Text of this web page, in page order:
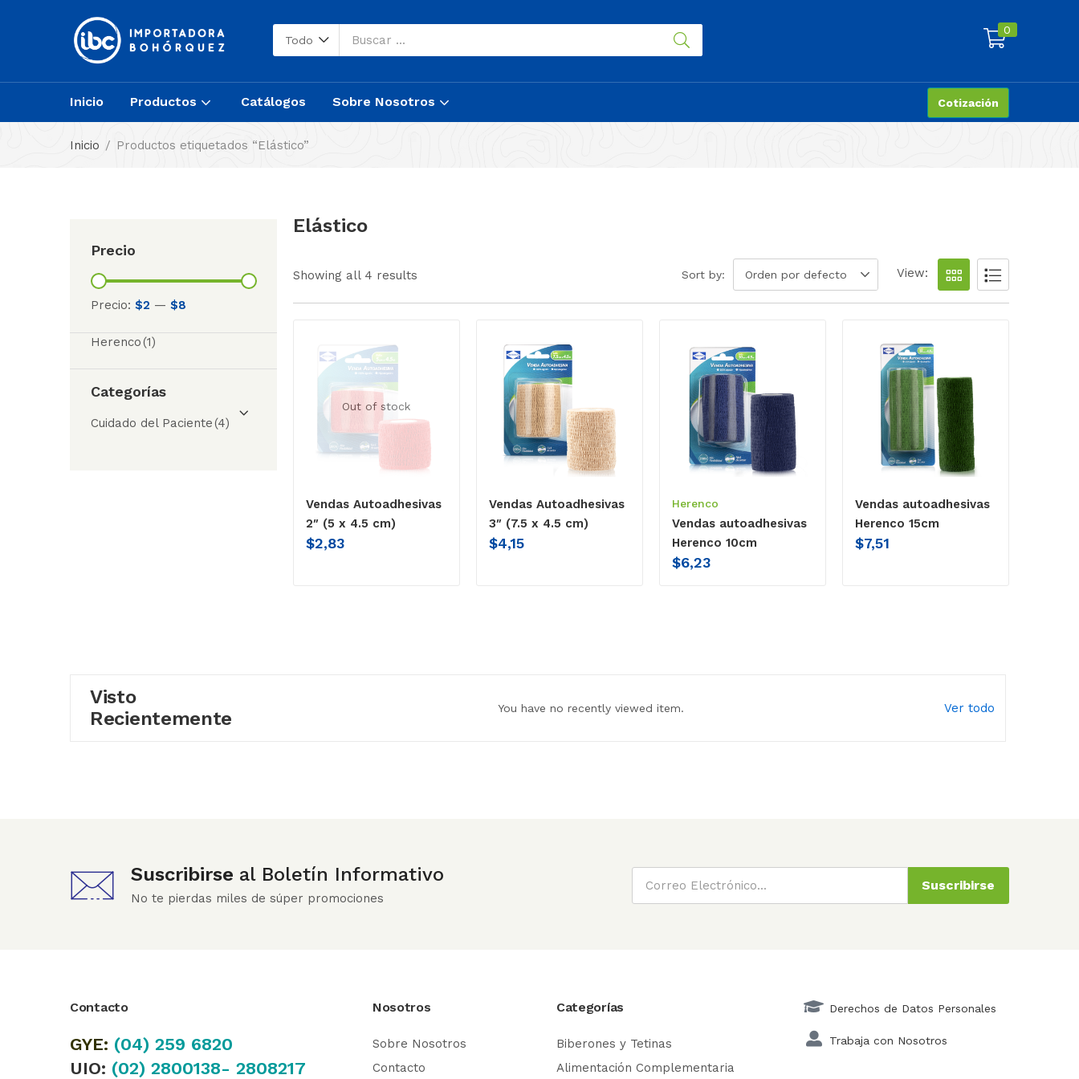
Todo
0
Inicio Productos Catálogos Sobre Nosotros Cotización
Inicio Productos etiquetados “Elástico”
Precio
Precio: $2 — $8
Herenco(1)
Categorías
Cuidado del Paciente(4)
Elástico
Showing all 4 results Sort by: Orden por defecto View:
Out of stock
Vendas Autoadhesivas
2″ (5 x 4.5 cm)
$2,83
Vendas Autoadhesivas
3″ (7.5 x 4.5 cm)
$4,15
Herenco
Vendas autoadhesivas
Herenco 10cm
$6,23
Vendas autoadhesivas
Herenco 15cm
$7,51
Visto
Recientemente
You have no recently viewed item. Ver todo
Suscribirse al Boletín Informativo
No te pierdas miles de súper promociones
Suscribirse
Contacto
GYE: (04) 259 6820
UIO: (02) 2800138- 2808217
Nosotros
Sobre Nosotros
Contacto
Categorías
Biberones y Tetinas
Alimentación Complementaria
Derechos de Datos Personales
Trabaja con Nosotros